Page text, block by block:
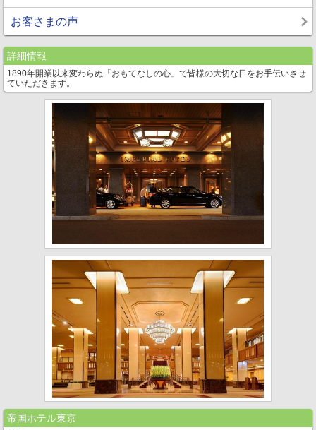
お客さまの声
詳細情報
1890年開業以来変わらぬ「おもてなしの心」で皆様の大切な日をお手伝いさせ
ていただきます。
帝国ホテル東京